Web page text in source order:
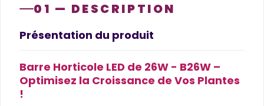
01 — DESCRIPTION
Présentation du produit
Barre Horticole LED de 26W - B26W –
Optimisez la Croissance de Vos Plantes
!